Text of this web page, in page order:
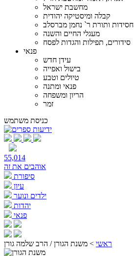
מחשבת ישראל
קבלה ומיסטיקה יהודית
חסידות ותורת ר` נחמן מברסלב
מעגלי החיים והשנה
סידורים, תפילות והגדות לפסח
פנאי
עידן חדש
בישול ואפייה
טיולים וטבע
פנאי ומתנה
הריון ומשפחה
זמר
כניסת משתמש
55,014
אוהבים את זה
סיפורת
עיון
ילדים ונוער
יהדות
פנאי
ראשי > משנת הגורן / הרב שלמה גורן